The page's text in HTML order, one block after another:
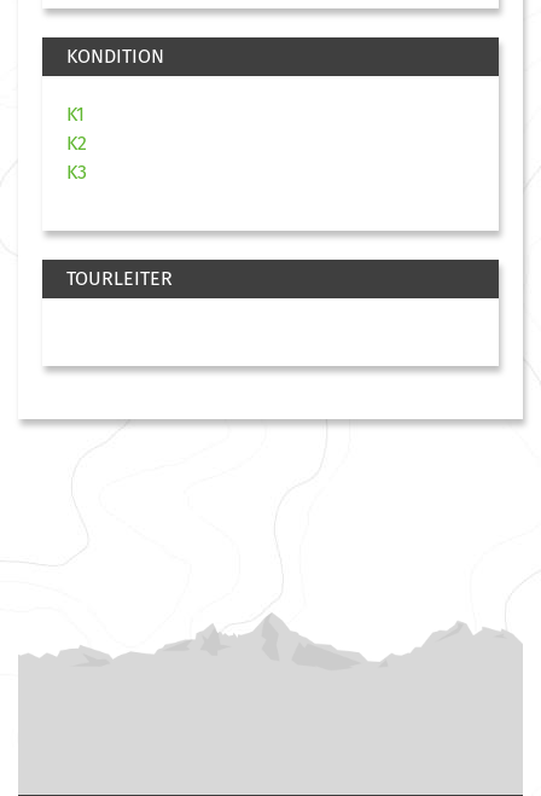
KONDITION
K1
K2
K3
TOURLEITER